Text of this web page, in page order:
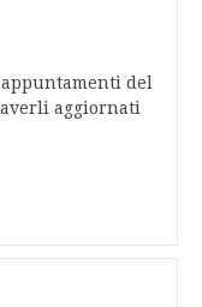
del
averli aggiornati